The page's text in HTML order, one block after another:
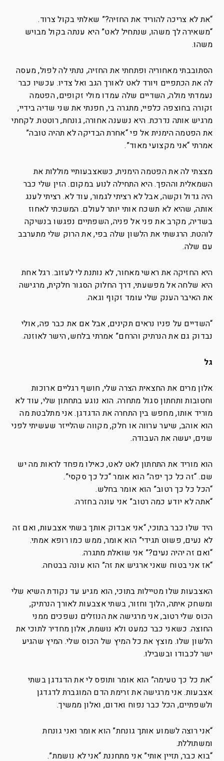
“את לא צריכה להוריד את החזיה?” שאלתי בקול צרוד.
“משאירה לך משהו, שנתחיל לאט” היא ענתה בקול מבויש
משהו.
הסתובבתי מאחוריה ופתחתי את החזיה, נתתי לה לפול, מעסה
לה את הכתפיים ויורד לאט לאורך הגב ואל צדיו. עכשיו כבר
נעמדתי מולה, השדיים שלה עמדו מולי זקופים, הפטמה
זקורה בחוצפה כלפיי, מתגרה בי, חפנתי את שני שדיה בידיי,
מרגיש אותה נדרכת. היא נשענה אחורה, גונחת, רוטטת. לקחתי
את הפטמה הימנית אל פי “אחרת הבדיקה לא תהיה טובה”
אמרתי “אני מקצועי מאוד”.
מצצתי לה את הפטמה הימנית, כשאצבעותיי מוללות את
השמאלית וההפך. היא התחילה לנוע במקום. הזין שלי כבר
היה גדול וקשה, אבל לא רציתי לגמור, עוד לא. רציתי לענג
אותה, שהיא לא תשכח אותי יותר לעולם. המשכתי לאחוז
בשדיה, מקרב את פני אל פניה, השפתיים נפגשו בנשיקה
לוהטת. הרגשתי את הלשון שלה בפי, את הרוק שלי מתערבב
עם שלה.
היא החזיקה את ראשי מאחור, לא נותנת לי לעזוב. רגל אחת
היא שלחה אל מפשעתי, דרך החלוק הסגור חלקית, מרגישה
את האיבר הענק שלי עומד זקוף וגאה.
“השדיים על פניו נראים תקינים, אבל אם את כבר פה, אולי
נבדוק גם את הנרתיק והרחם” אמרתי בלחש, הישר לאוזנה.
גל
אלון מרים את החצאית הצרה שלי, חושף רגליים ארוכות
וחטובות ותחתון סגול מתחרה. הוא נוגע בתחתון שלי, עוד לא
מוריד אותו, מחפש בין התחרה את הדגדגן. אני מתלבטת מה
הוא אוהב, שיער ערווה או חלק, מקווה שהלייזר שעשיתי לפני
שנים, יעשה את העבודה.
הוא מוריד את התחתון לאט לאט, כאילו מפחד לראות מה יש
שם. “זה כל כך יפה” הוא אומר “כל כך סקסי”.
“הכל כל כך רטוב” הוא אומר בחלש.
“אתה לא יודע כמה רטוב” אני עונה בחזרה.
היד שלו כבר בתוכי, “אני אבדוק אותך בשתי אצבעות, ואם זה
לא נעים, פשוט תגידי” הוא אומר, ממש כמו רופא אמתי.
“ואם זה יהיה נעים?” אני שואלת מתגרה.
“אז אני בטוח שאני ארגיש את זה” הוא עונה בבטחה.
האצבעות שלו מטיילות בתוכי, הוא מגיע עד נקודת השיא שלי
ומשחק איתה, הלוך וחזור, בשתי אצבעות לאורך הנרתיק,
הכוס שלי רטוב, אני מרגישה את הנוזלים נשפכים ממני
החוצה. כשאני כבר כמעט ולא נושמת, אלון מחדיר לתוכי את
הלשון שלו. מוצץ את כל המיץ של הכוס שלי. המיץ שהגיע
ישר לכבודו ובשבילו.
“את כל כך טעימה” הוא אומר ותופס לי את הדגדגן בשתי
אצבעות. אני מרגישה את זרימת הדם המוגברת לדגדגן
ולשפתיים, הכל כבר נפוח ואדום, ואלון ממשיך.
“אני רוצה לשמוע אותך גונחת” הוא אומר ואני גונחת
ומשתוללת.
“בוא כבר, תזיין אותי” אני מתחננת “אני לא נושמת”.